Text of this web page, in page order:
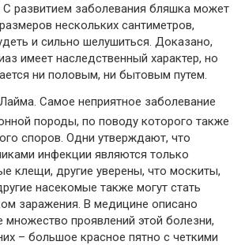
С развитием заболевания бляшка может
нескольких сантиметров,
и сильно шелушиться. Доказано,
имеет наследственный характер, но
ни половым, ни бытовым путем.
Самое неприятное заболевание
породы, по поводу которого также
споров. Одни утверждают, что
инфекции являются только
клещи, другие уверены, что москиты,
насекомые также могут стать
заражения. В медицине описано
множество проявлений этой болезни,
– большое красное пятно с четкими